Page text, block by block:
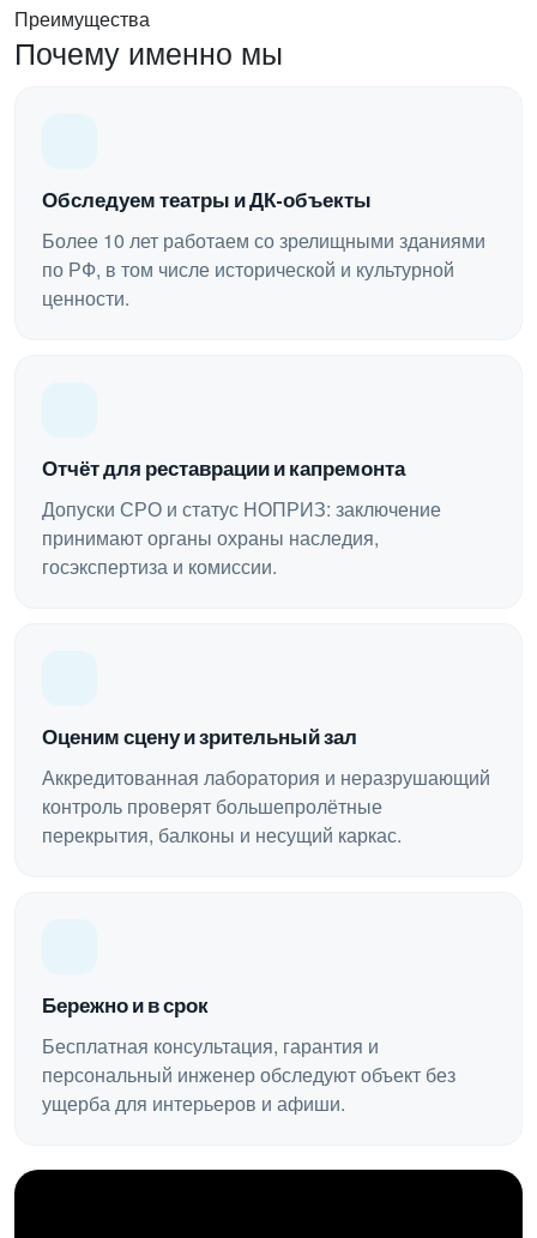
Преимущества
Почему именно мы
Обследуем театры и ДК-объекты
Более 10 лет работаем со зрелищными зданиями
по РФ, в том числе исторической и культурной
ценности.
Отчёт для реставрации и капремонта
Допуски СРО и статус НОПРИЗ: заключение
принимают органы охраны наследия,
госэкспертиза и комиссии.
Оценим сцену и зрительный зал
Аккредитованная лаборатория и неразрушающий
контроль проверят большепролётные
перекрытия, балконы и несущий каркас.
Бережно и в срок
Бесплатная консультация, гарантия и
персональный инженер обследуют объект без
ущерба для интерьеров и афиши.